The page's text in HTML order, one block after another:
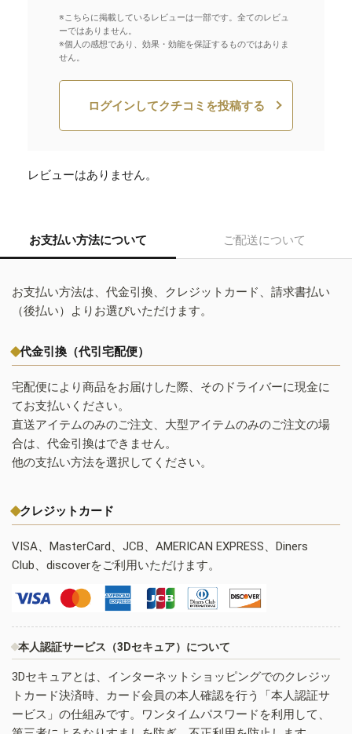
※こちらに掲載しているレビューは一部です。全てのレビュ
ーではありません。
※個人の感想であり、効果・効能を保証するものではありま
せん。
ログインしてクチコミを投稿する
レビューはありません。
お支払い方法について ご配送について
お支払い方法は、代金引換、クレジットカード、請求書払い
（後払い）よりお選びいただけます。
代金引換（代引宅配便）
宅配便により商品をお届けした際、そのドライバーに現金に
てお支払いください。
直送アイテムのみのご注文、大型アイテムのみのご注文の場
合は、代金引換はできません。
他の支払い方法を選択してください。
クレジットカード
VISA、MasterCard、JCB、AMERICAN EXPRESS、Diners
Club、discoverをご利用いただけます。
本人認証サービス（3Dセキュア）について
3Dセキュアとは、インターネットショッピングでのクレジッ
トカード決済時、カード会員の本人確認を行う「本人認証サ
ービス」の仕組みです。ワンタイムパスワードを利用して、